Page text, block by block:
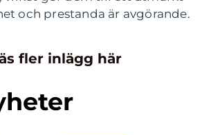
och prestanda är avgörande.
fler inlägg här